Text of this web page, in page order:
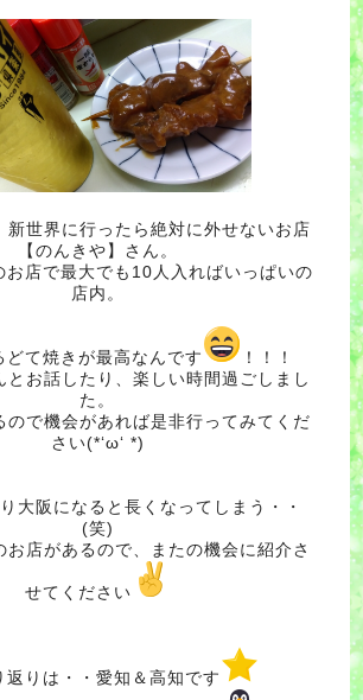
新世界に行ったら絶対に外せないお店
【のんきや】さん。
お店で最大でも10人入ればいっぱいの
店内。
どて焼きが最高なんです
！！！
とお話したり、楽しい時間過ごしまし
た。
ので機会があれば是非行ってみてくだ
さい(*‘ω‘ *)
大阪になると長くなってしまう・・
(笑)
お店があるので、またの機会に紹介さ
せてください
返りは・・愛知＆高知です